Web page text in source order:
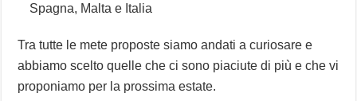
Spagna, Malta e Italia
Tra tutte le mete proposte siamo andati a curiosare e
abbiamo scelto quelle che ci sono piaciute di più e che vi
proponiamo per la prossima estate.